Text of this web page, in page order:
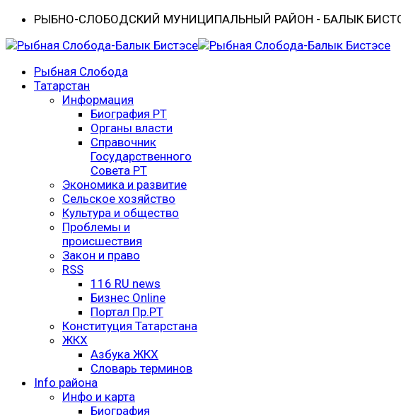
РЫБНО-CЛОБОДСКИЙ МУНИЦИПАЛЬНЫЙ РАЙОН - БАЛЫК
Рыбная Слобода
Татарстан
Информация
Биография РТ
Органы власти
Справочник
Государственного
Совета РТ
Экономика и развитие
Сельское хозяйство
Культура и общество
Проблемы и
происшествия
Закон и право
RSS
116 RU news
Бизнес Online
Портал Пр.РТ
Конституция Татарстана
ЖКХ
Азбука ЖКХ
Словарь терминов
Info района
Инфо и карта
Биография